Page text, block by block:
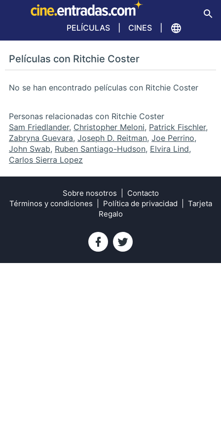
PELÍCULAS CINES
Películas con Ritchie Coster
No se han encontrado películas con Ritchie Coster
Personas relacionadas con Ritchie Coster
Sam Friedlander, Christopher Meloni, Patrick Fischler,
Zabryna Guevara, Joseph D. Reitman, Joe Perrino,
John Swab, Ruben Santiago-Hudson, Elvira Lind,
Carlos Sierra Lopez
Sobre nosotros
Contacto
Términos y condiciones
Política de privacidad
Tarjeta
Regalo